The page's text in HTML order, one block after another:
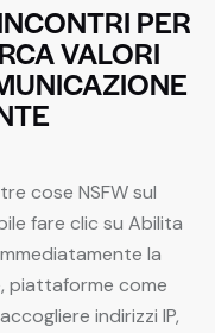
PER
VALORI
cose NSFW sul
fare clic su Abilita
la
piattaforme come
indirizzi IP,